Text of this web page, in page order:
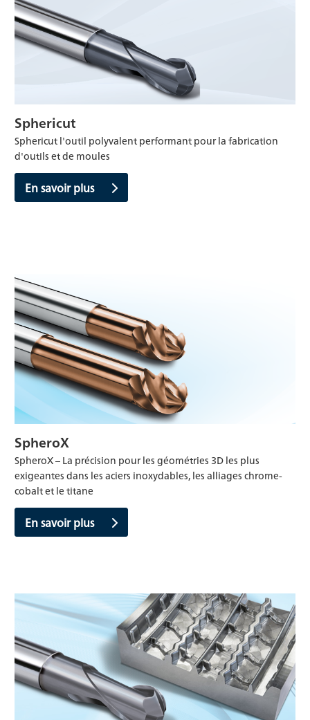
Sphericut
Sphericut l'outil polyvalent performant pour la fabrication
d'outils et de moules
En savoir plus
SpheroX
SpheroX – La précision pour les géométries 3D les plus
exigeantes dans les aciers inoxydables, les alliages chrome-
cobalt et le titane
En savoir plus